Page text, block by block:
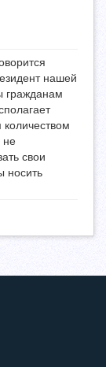
нашей
гражданам
не
свои
носить